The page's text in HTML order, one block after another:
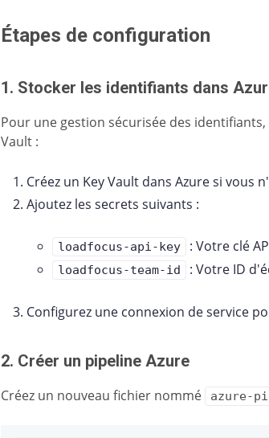
Étapes de configuration
1. Stocker les identifiants dans
Pour une gestion sécurisée des
Vault :
Créez un Key Vault dans Azure si vous
Ajoutez les secrets suivants :
loadfocus-api-key : Votre clé
loadfocus-team-id : Votre ID
Configurez une connexion de service
2. Créer un pipeline Azure
Créez un nouveau fichier nommé azure-